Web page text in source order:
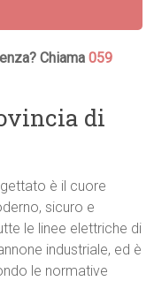
Chiama059
di
è il cuore
sicuro e
le linee elettriche di
industriale, ed è
le normative